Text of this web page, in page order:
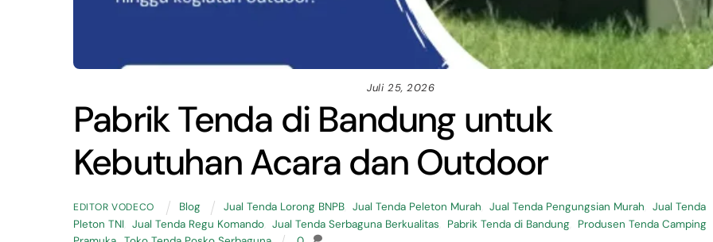
Juli 25, 2026
Pabrik Tenda di Bandung untuk
Kebutuhan Acara dan Outdoor
EDITOR VODECO Blog Jual Tenda Lorong BNPB, Jual Tenda Peleton Murah Jual Tenda Pengungsian Murah
Jual Tenda
Pleton TNI Jual Tenda Regu Komando Jual Tenda Serbaguna Berkualitas Pabrik Tenda di Bandung
Produsen Tenda Camping